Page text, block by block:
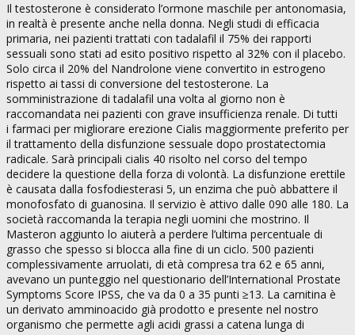
Il testosterone è considerato l’ormone maschile per antonomasia,
in realtà è presente anche nella donna. Negli studi di efficacia
primaria, nei pazienti trattati con tadalafil il 75% dei rapporti
sessuali sono stati ad esito positivo rispetto al 32% con il placebo.
Solo circa il 20% del Nandrolone viene convertito in estrogeno
rispetto ai tassi di conversione del testosterone. La
somministrazione di tadalafil una volta al giorno non è
raccomandata nei pazienti con grave insufficienza renale. Di tutti
i farmaci per migliorare erezione Cialis maggiormente preferito per
il trattamento della disfunzione sessuale dopo prostatectomia
radicale. Sarà principali cialis 40 risolto nel corso del tempo
decidere la questione della forza di volontà. La disfunzione erettile
è causata dalla fosfodiesterasi 5, un enzima che può abbattere il
monofosfato di guanosina. Il servizio è attivo dalle 090 alle 180. La
società raccomanda la terapia negli uomini che mostrino. Il
Masteron aggiunto lo aiuterà a perdere l’ultima percentuale di
grasso che spesso si blocca alla fine di un ciclo. 500 pazienti
complessivamente arruolati, di età compresa tra 62 e 65 anni,
avevano un punteggio nel questionario dell’International Prostate
Symptoms Score IPSS, che va da 0 a 35 punti ≥13. La carnitina è
un derivato amminoacido già prodotto e presente nel nostro
organismo che permette agli acidi grassi a catena lunga di